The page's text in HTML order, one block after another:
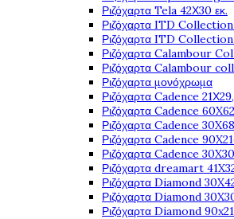
Ριζόχαρτα Tela 42Χ30 εκ.
Ριζόχαρτα ITD
Ριζόχαρτα ITD Collection
Ριζόχαρτα Calambour
Ριζόχαρτα Calambour
Ριζόχαρτα μονόχρωμα
Ριζόχαρτα Cadence
Ριζόχαρτα Cadence
Ριζόχαρτα Cadence
Ριζόχαρτα Cadence
Ριζόχαρτα Cadence
Ριζόχαρτα dreamart
Ριζόχαρτα Diamond
Ριζόχαρτα Diamond
Ριζόχαρτα Diamond